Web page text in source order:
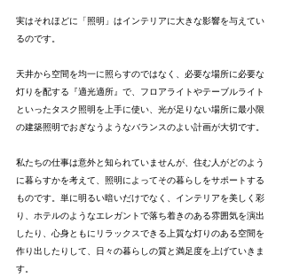
実はそれほどに「照明」はインテリアに大きな影響を与えてい
るのです。
天井から空間を均一に照らすのではなく、必要な場所に必要な
灯りを配する『適光適所』で、フロアライトやテーブルライト
といったタスク照明を上手に使い、光が足りない場所に最小限
の建築照明でおぎなうようなバランスのよい計画が大切です。
私たちの仕事は意外と知られていませんが、住む人がどのよう
に暮らすかを考えて、照明によってその暮らしをサポートする
ものです。単に明るい暗いだけでなく、インテリアを美しく彩
り、ホテルのようなエレガントで落ち着きのある雰囲気を演出
したり、心身ともにリラックスできる上質な灯りのある空間を
作り出したりして、日々の暮らしの質と満足度を上げていきま
す。